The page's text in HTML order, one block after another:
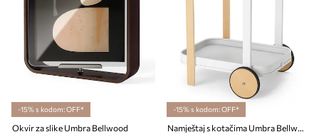
-15% s kodom: OFF*
Okvir za slike Umbra Bellwood
-15% s kodom: OFF*
Namještaj s kotačima Umbra Bellwood